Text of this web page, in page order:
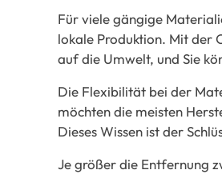
Für viele gängige
lokale Produktion. Mit der
auf die Umwelt, und Sie
Die Flexibilität bei der
möchten die meisten
Dieses Wissen ist der
Je größer die Entfernung